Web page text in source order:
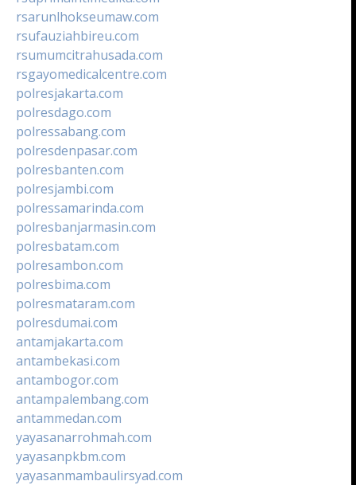
rsarunlhokseumaw.com
rsufauziahbireu.com
rsumumcitrahusada.com
rsgayomedicalcentre.com
polresjakarta.com
polresdago.com
polressabang.com
polresdenpasar.com
polresbanten.com
polresjambi.com
polressamarinda.com
polresbanjarmasin.com
polresbatam.com
polresambon.com
polresbima.com
polresmataram.com
polresdumai.com
antamjakarta.com
antambekasi.com
antambogor.com
antampalembang.com
antammedan.com
yayasanarrohmah.com
yayasanpkbm.com
yayasanmambaulirsyad.com